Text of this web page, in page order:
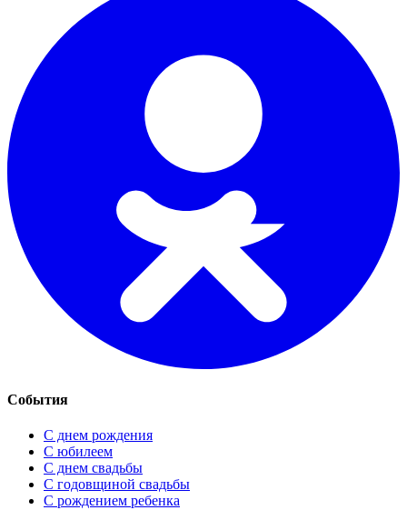
События
С днем рождения
С юбилеем
С днем свадьбы
С годовщиной свадьбы
С рождением ребенка